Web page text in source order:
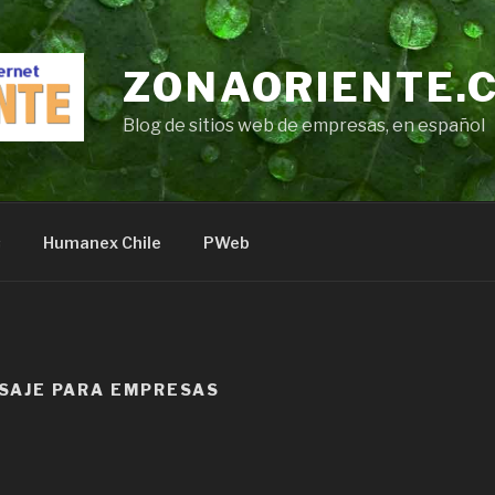
Blog de sitios web de empresas, en español
Humanex Chile PWeb
PARA EMPRESAS